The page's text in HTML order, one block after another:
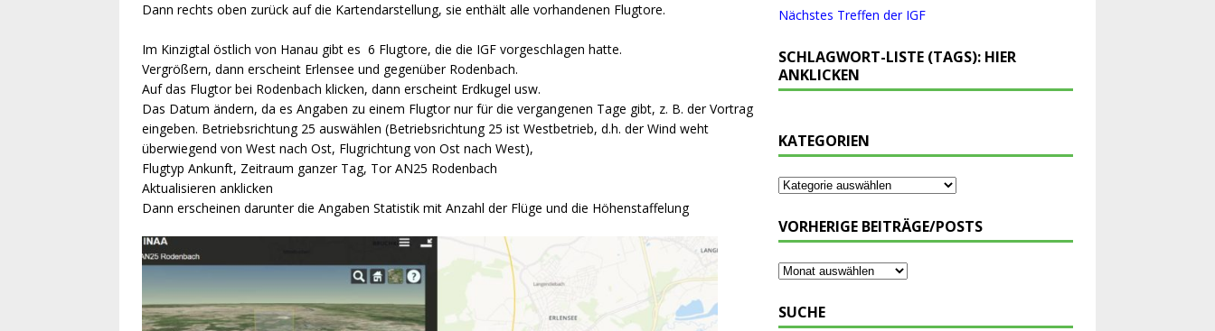
Dann rechts oben zurück auf die Kartendarstellung, sie enthält alle vorhandenen Flugtore.
Im Kinzigtal östlich von Hanau gibt es 6 Flugtore, die die IGF vorgeschlagen hatte.
Vergrößern, dann erscheint Erlensee und gegenüber Rodenbach.
Auf das Flugtor bei Rodenbach klicken, dann erscheint Erdkugel usw.
Das Datum ändern, da es Angaben zu einem Flugtor nur für die vergangenen Tage gibt, z. B. der Vortrag
eingeben. Betriebsrichtung 25 auswählen (Betriebsrichtung 25 ist Westbetrieb, d.h. der Wind weht
überwiegend von West nach Ost, Flugrichtung von Ost nach West),
Flugtyp Ankunft, Zeitraum ganzer Tag, Tor AN25 Rodenbach
Aktualisieren anklicken
Dann erscheinen darunter die Angaben Statistik mit Anzahl der Flüge und die Höhenstaffelung
Nächstes Treffen der IGF
SCHLAGWORT-LISTE (TAGS): HIER
ANKLICKEN
KATEGORIEN
VORHERIGE BEITRÄGE/POSTS
SUCHE